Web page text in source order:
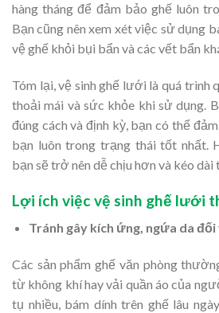
hàng tháng để đảm bảo ghế luôn
Bạn cũng nên xem xét việc sử dụng
vệ ghế khỏi bụi bẩn và các vết bẩn
Tóm lại, vệ sinh ghế lưới là quá trình
thoải mái và sức khỏe khi sử dụng.
đúng cách và định kỳ, bạn có thể
bạn luôn trong trạng thái tốt nhất.
bạn sẽ trở nên dễ chịu hơn và kéo dài
Lợi ích việc vệ sinh ghế lưới
Tránh gây kích ứng, ngứa da
Các sản phẩm ghế văn phòng
từ không khí hay vải quần áo của
tụ nhiều, bám dính trên ghế lâu